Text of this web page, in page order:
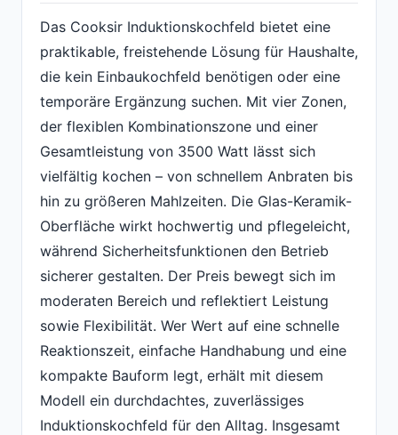
Das Cooksir Induktionskochfeld bietet eine
praktikable, freistehende Lösung für Haushalte,
die kein Einbaukochfeld benötigen oder eine
temporäre Ergänzung suchen. Mit vier Zonen,
der flexiblen Kombinationszone und einer
Gesamtleistung von 3500 Watt lässt sich
vielfältig kochen – von schnellem Anbraten bis
hin zu größeren Mahlzeiten. Die Glas-Keramik-
Oberfläche wirkt hochwertig und pflegeleicht,
während Sicherheitsfunktionen den Betrieb
sicherer gestalten. Der Preis bewegt sich im
moderaten Bereich und reflektiert Leistung
sowie Flexibilität. Wer Wert auf eine schnelle
Reaktionszeit, einfache Handhabung und eine
kompakte Bauform legt, erhält mit diesem
Modell ein durchdachtes, zuverlässiges
Induktionskochfeld für den Alltag. Insgesamt